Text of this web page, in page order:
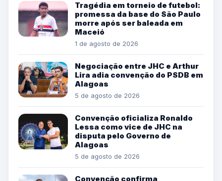
Tragédia em torneio de futebol:
promessa da base do São Paulo
morre após ser baleada em
Maceió
1 de agosto de 2026
Negociação entre JHC e Arthur
Lira adia convenção do PSDB em
Alagoas
5 de agosto de 2026
Convenção oficializa Ronaldo
Lessa como vice de JHC na
disputa pelo Governo de
Alagoas
5 de agosto de 2026
Convenção confirma